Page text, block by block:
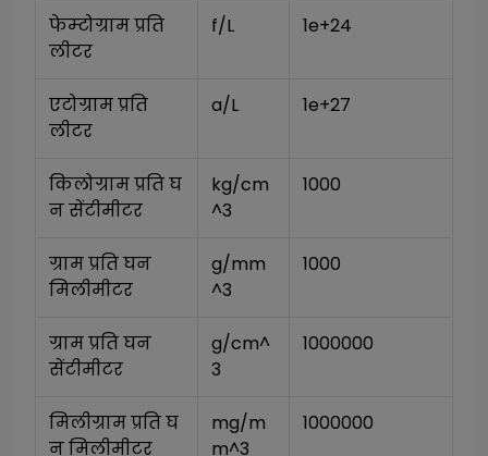
फेम्टोग्राम प्रति
लीटर
f/L 1e+24
एटोग्राम प्रति
लीटर
a/L 1e+27
किलोग्राम प्रति घ
न सेंटीमीटर
kg/cm
^3
1000
ग्राम प्रति घन
मिलीमीटर
g/mm
^3
1000
ग्राम प्रति घन
सेंटीमीटर
g/cm^
3
1000000
मिलीग्राम प्रति घ
न मिलीमीटर
mg/m
m^3
1000000